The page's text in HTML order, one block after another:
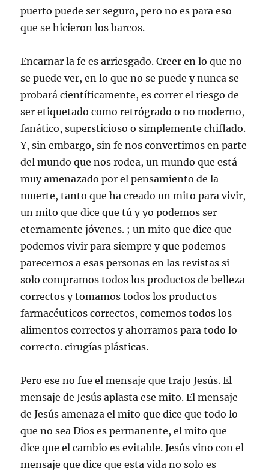
puerto puede ser seguro, pero no es para eso
que se hicieron los barcos.
Encarnar la fe es arriesgado. Creer en lo que no
se puede ver, en lo que no se puede y nunca se
probará científicamente, es correr el riesgo de
ser etiquetado como retrógrado o no moderno,
fanático, supersticioso o simplemente chiflado.
Y, sin embargo, sin fe nos convertimos en parte
del mundo que nos rodea, un mundo que está
muy amenazado por el pensamiento de la
muerte, tanto que ha creado un mito para vivir,
un mito que dice que tú y yo podemos ser
eternamente jóvenes. ; un mito que dice que
podemos vivir para siempre y que podemos
parecernos a esas personas en las revistas si
solo compramos todos los productos de belleza
correctos y tomamos todos los productos
farmacéuticos correctos, comemos todos los
alimentos correctos y ahorramos para todo lo
correcto. cirugías plásticas.
Pero ese no fue el mensaje que trajo Jesús. El
mensaje de Jesús aplasta ese mito. El mensaje
de Jesús amenaza el mito que dice que todo lo
que no sea Dios es permanente, el mito que
dice que el cambio es evitable. Jesús vino con el
mensaje que dice que esta vida no solo es